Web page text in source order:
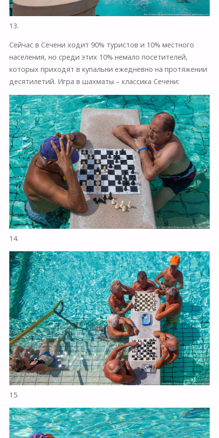
13.
Сейчас в Сечени ходит 90% туристов и 10% местного
населения, но среди этих 10% немало посетителей,
которых приходят в купальни ежедневно на протяжении
десятилетий. Игра в шахматы – классика Сечени:
14.
15.